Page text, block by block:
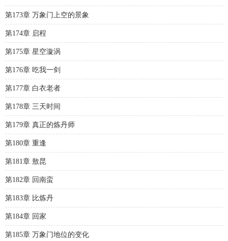
第173章 万象门上空的景象
第174章 启程
第175章 星空漩涡
第176章 吃我一剑
第177章 白衣老者
第178章 三天时间
第179章 真正的炼丹师
第180章 重逢
第181章 敖昆
第182章 回南蛮
第183章 比炼丹
第184章 回家
第185章 万象门地位的变化